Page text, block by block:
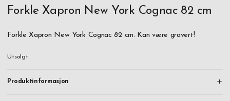
Forkle Xapron New York Cognac 82 cm
Forkle Xapron New York Cognac 82 cm. Kan være gravert!
Utsolgt
Produktinformasjon